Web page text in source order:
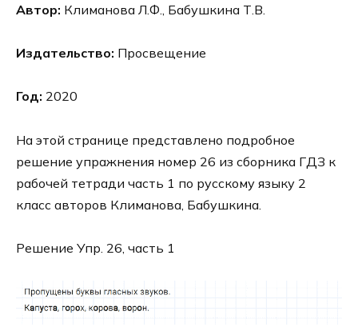
Автор: Климанова Л.Ф., Бабушкина Т.В.
Издательство: Просвещение
Год: 2020
На этой странице представлено подробное
решение упражнения номер 26 из сборника ГДЗ к
рабочей тетради часть 1 по русскому языку 2
класс авторов Климанова, Бабушкина.
Решение Упр. 26, часть 1